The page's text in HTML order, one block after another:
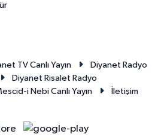
TV Canlı Yayın
Diyanet Radyo
Diyanet Risalet Radyo
i Nebi Canlı Yayın
İletişim